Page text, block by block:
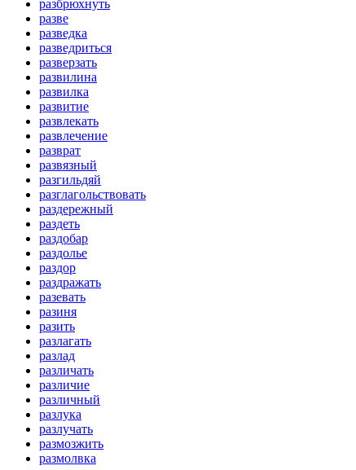
разбрюхнуть
разве
разведка
разведриться
разверзать
развилина
развилка
развитие
развлекать
развлечение
разврат
развязный
разгильдяй
разглагольствовать
раздережный
раздеть
раздобар
раздолье
раздор
раздражать
разевать
разиня
разить
разлагать
разлад
различать
различие
различный
разлука
разлучать
размозжить
размолвка